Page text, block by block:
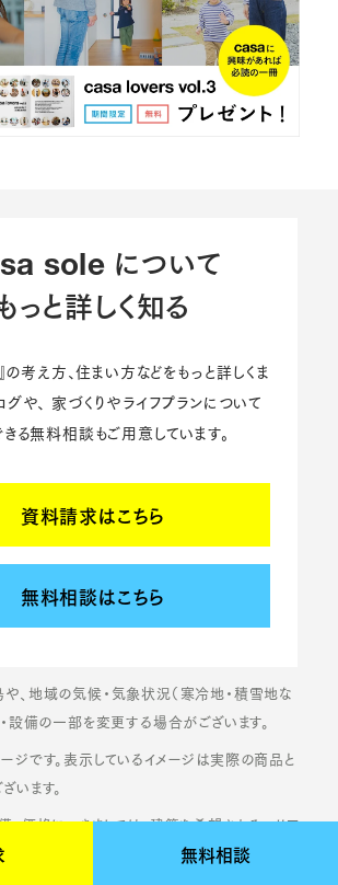
sole について
っと詳しく知る
考え方、住まい方などをもっと詳しくま
や、 家づくりやライフプランについて
る無料相談もご用意しています。
資料請求はこちら
無料相談はこちら
、地域の気候・気象状況（寒冷地・積雪地な
・設備の一部を変更する場合がございます。
ジです。表示しているイメージは実際の商品と
います。
・価格につきましては、建築を希望されるエリア
ください。
無料相談